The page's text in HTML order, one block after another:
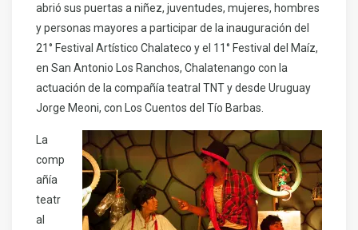
abrió sus puertas a niñez, juventudes, mujeres, hombres
y personas mayores a participar de la inauguración del
21° Festival Artístico Chalateco y el 11° Festival del Maíz,
en San Antonio Los Ranchos, Chalatenango con la
actuación de la compañía teatral TNT y desde Uruguay
Jorge Meoni, con Los Cuentos del Tío Barbas.
La
comp
añía
teatr
al